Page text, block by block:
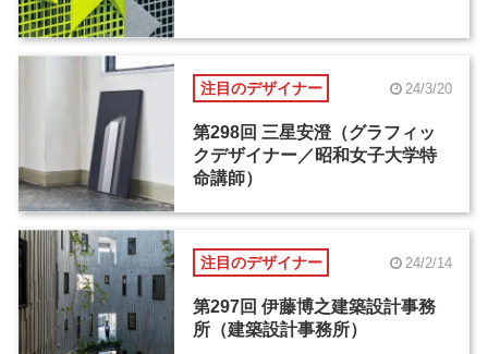
注目のデザイナー 24/3/20
第298回 三星安澄（グラフィッ
クデザイナー／昭和女子大学特
命講師）
注目のデザイナー 24/2/14
第297回 伊藤博之建築設計事務
所（建築設計事務所）